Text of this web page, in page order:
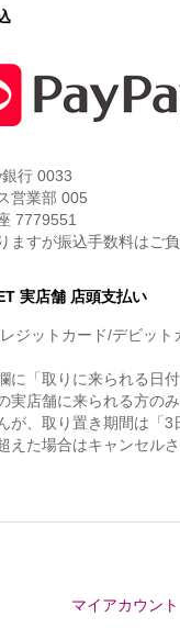
行 0033
営業部 005
7779551
ますが振込手数料はご負
実店舗 店頭支払い
ジットカード/デビット
に「取りに来られる日
実店舗に来られる方の
が、取り置き期間は「3
えた場合はキャンセル
マイアカウント